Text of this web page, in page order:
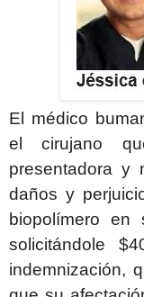
El médico
el cirujano
presentadora y
daños y
biopolímero en
solicitándole
indemnización,